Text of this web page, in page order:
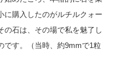
に購入したのがルチルクォー
の石は、その場で私を魅了し
です。（当時、約9mmで1粒